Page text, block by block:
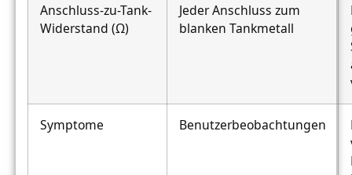
Anschluss-zu-Tank-
Widerstand (Ω)
Jeder Anschluss zum
blanken Tankmetall
Symptome Benutzerbeobachtungen